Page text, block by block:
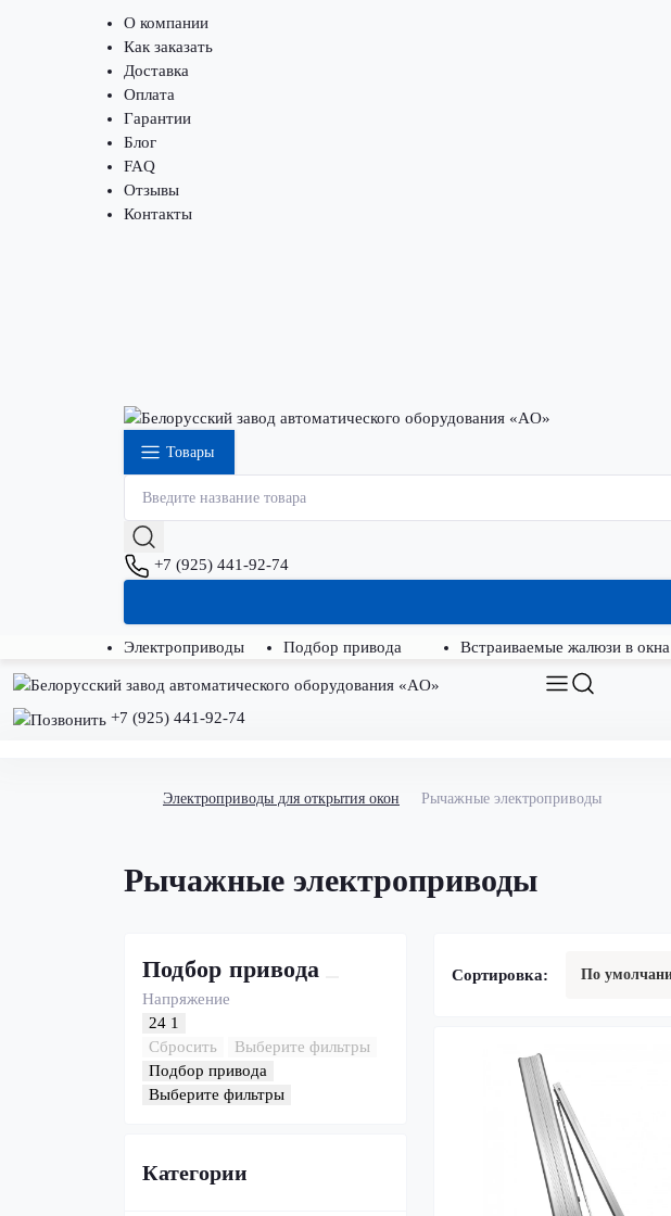
О компании
Как заказать
Доставка
Оплата
Гарантии
Блог
FAQ
Отзывы
Контакты
Товары
+7 (925) 441-92-74
Электроприводы Подбор привода Встраиваемые жалюзи в окна
+7 (925) 441-92-74
Электроприводы для открытия окон Рычажные электроприводы
Рычажные электроприводы
Подбор привода
Напряжение
24 1
Сбросить
Выберите фильтры
Подбор привода
Выберите фильтры
Категории
Сортировка: